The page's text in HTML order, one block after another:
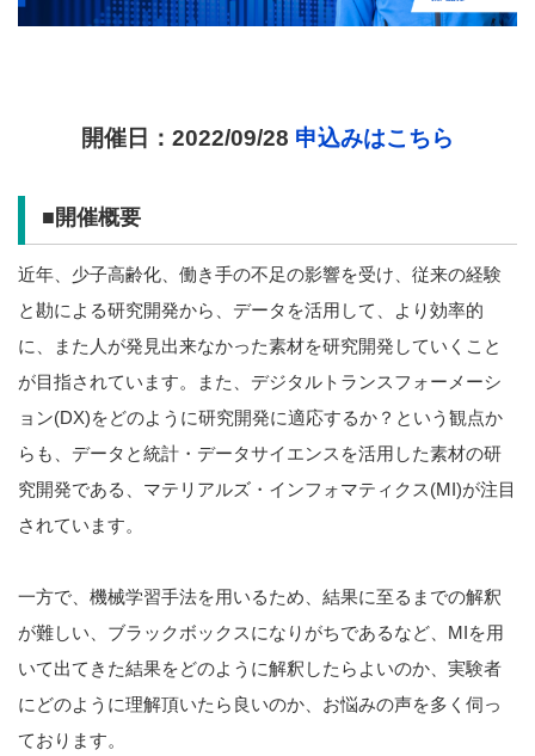
開催日：2022/09/28 申込みはこちら
■開催概要
近年、少子高齢化、働き手の不足の影響を受け、従来の経験
と勘による研究開発から、データを活用して、より効率的
に、また人が発見出来なかった素材を研究開発していくこと
が目指されています。また、デジタルトランスフォーメーシ
ョン(DX)をどのように研究開発に適応するか？という観点か
らも、データと統計・データサイエンスを活用した素材の研
究開発である、マテリアルズ・インフォマティクス(MI)が注目
されています。
一方で、機械学習手法を用いるため、結果に至るまでの解釈
が難しい、ブラックボックスになりがちであるなど、MIを用
いて出てきた結果をどのように解釈したらよいのか、実験者
にどのように理解頂いたら良いのか、お悩みの声を多く伺っ
ております。